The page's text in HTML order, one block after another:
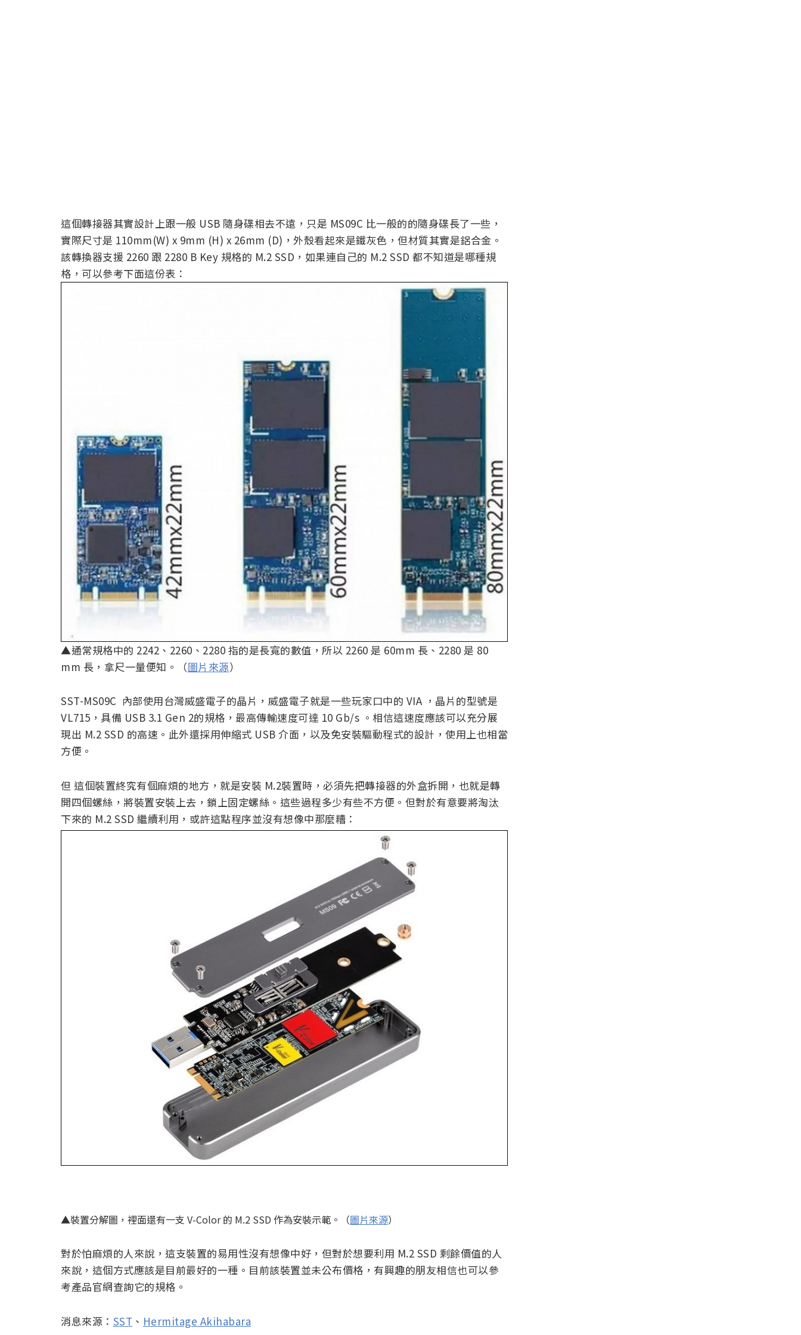
這個轉接器其實設計上跟一般 USB 隨身碟相去不遠，只是 MS09C 比一般的的隨身碟長了一些，
實際尺寸是 110mm(W) x 9mm (H) x 26mm (D)，外殼看起來是鐵灰色，但材質其實是鋁合金。
該轉換器支援 2260 跟 2280 B Key 規格的 M.2 SSD，如果連自己的 M.2 SSD 都不知道是哪種規
格，可以參考下面這份表：
▲通常規格中的 2242、2260、2280 指的是長寬的數值，所以 2260 是 60mm 長、2280 是 80
mm 長，拿尺一量便知。（圖片來源）
SST-MS09C 內部使用台灣威盛電子的晶片，威盛電子就是一些玩家口中的 VIA ，晶片的型號是
VL715，具備 USB 3.1 Gen 2的規格，最高傳輸速度可達 10 Gb/s 。相信這速度應該可以充分展
現出 M.2 SSD 的高速。此外還採用伸縮式 USB 介面，以及免安裝驅動程式的設計，使用上也相當
方便。
但 這個裝置終究有個麻煩的地方，就是安裝 M.2裝置時，必須先把轉接器的外盒拆開，也就是轉
開四個螺絲，將裝置安裝上去，鎖上固定螺絲。這些過程多少有些不方便。但對於有意要將淘汰
下來的 M.2 SSD 繼續利用，或許這點程序並沒有想像中那麼糟：
▲裝置分解圖，裡面還有一支 V-Color 的 M.2 SSD 作為安裝示範。（圖片來源）
對於怕麻煩的人來說，這支裝置的易用性沒有想像中好，但對於想要利用 M.2 SSD 剩餘價值的人
來說，這個方式應該是目前最好的一種。目前該裝置並未公布價格，有興趣的朋友相信也可以參
考產品官網查詢它的規格。
消息來源： SST 、 Hermitage Akihabara